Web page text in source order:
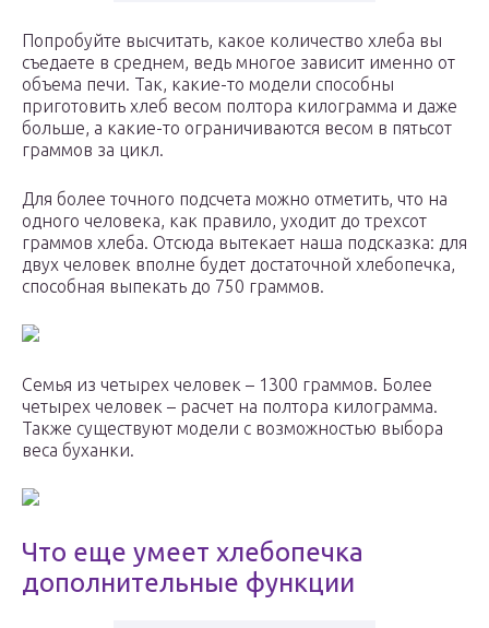
Попробуйте высчитать, какое количество хлеба вы
съедаете в среднем, ведь многое зависит именно от
объема печи. Так, какие-то модели способны
приготовить хлеб весом полтора килограмма и даже
больше, а какие-то ограничиваются весом в пятьсот
граммов за цикл.
Для более точного подсчета можно отметить, что на
одного человека, как правило, уходит до трехсот
граммов хлеба. Отсюда вытекает наша подсказка: для
двух человек вполне будет достаточной хлебопечка,
способная выпекать до 750 граммов.
Семья из четырех человек – 1300 граммов. Более
четырех человек – расчет на полтора килограмма.
Также существуют модели с возможностью выбора
веса буханки.
Что еще умеет хлебопечка
дополнительные функции